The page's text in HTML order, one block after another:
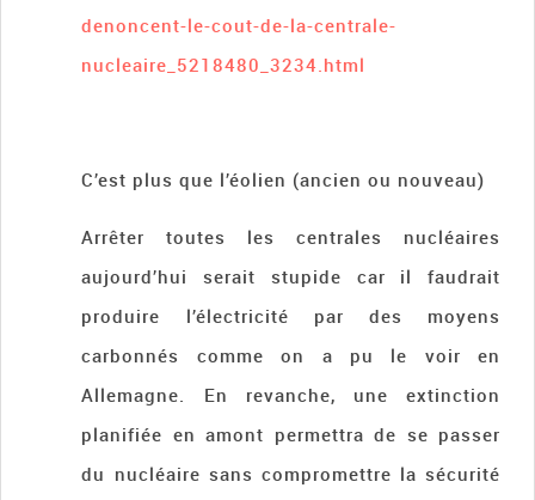
denoncent-le-cout-de-la-centrale-
nucleaire_5218480_3234.html
C’est plus que l’éolien (ancien ou nouveau)
Arrêter toutes les centrales nucléaires
aujourd’hui serait stupide car il faudrait
produire l’électricité par des moyens
carbonnés comme on a pu le voir en
Allemagne. En revanche, une extinction
planifiée en amont permettra de se passer
du nucléaire sans compromettre la sécurité